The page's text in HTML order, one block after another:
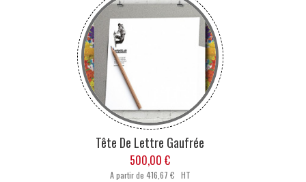
Tête De Lettre Gaufrée
500,00 €
A partir de 416,67 € HT